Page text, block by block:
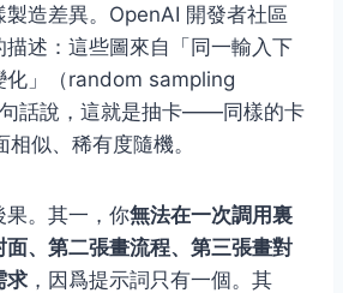
造差異。OpenAI 開發者社區
描述：這些圖來自「同一輸入下
化」（random sampling
話說，這就是抽卡——同樣的卡
似、稀有度隨機。
果。其一，你無法在一次調用裏
、第二張畫流程、第三張畫對
求 ，因爲提示詞只有一個。其